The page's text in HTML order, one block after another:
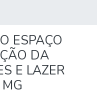
ESPAÇO
DA
E LAZER